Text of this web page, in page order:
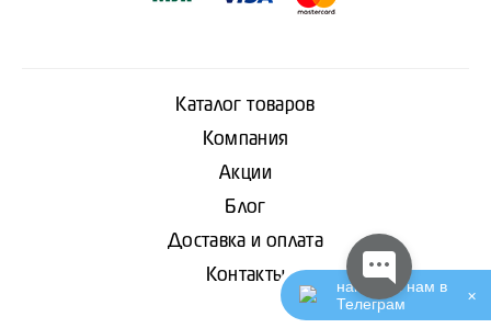
написать нам в
Телеграм
✕
Каталог товаров
Компания
Акции
Блог
Доставка и оплата
Контакты